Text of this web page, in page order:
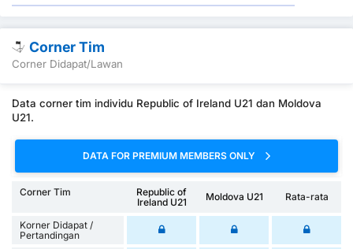
Corner Tim
Corner Didapat/Lawan
Data corner tim individu Republic of Ireland U21 dan Moldova
U21.
DATA FOR PREMIUM MEMBERS ONLY
Corner Tim
Republic of
Ireland U21
Moldova U21 Rata-rata
Korner Didapat /
Pertandingan